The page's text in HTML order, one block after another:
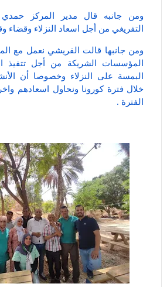
ومن جانبه قال مدير المركز
التفريغي من أجل اسعاد النزلاء
ومن جانبها قالت القريشي نعمل مع
المؤسسات الشريكة من أجل تتفيذ
البمسة على النزلاء وخصوصا أن
خلال فترة كورونا ونحاول اسعادهم
الفترة .